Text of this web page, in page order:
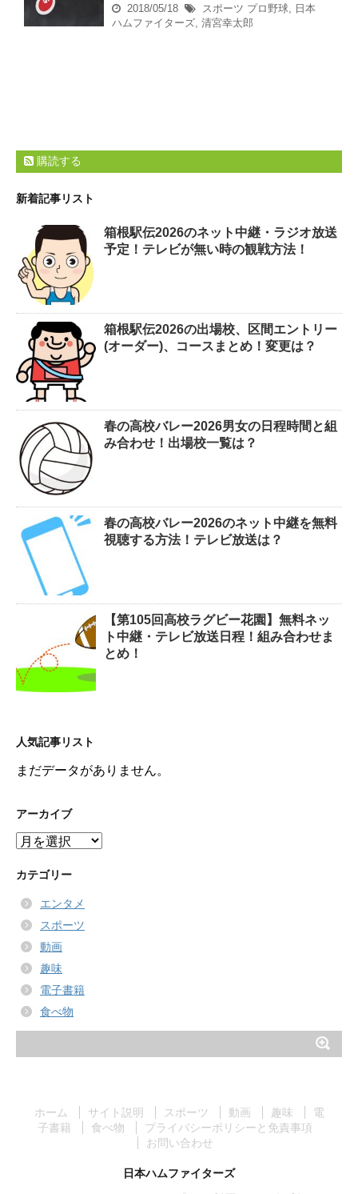
2018/05/18 スポーツ プロ野球, 日本
ハムファイターズ, 清宮幸太郎
購読する
新着記事リスト
箱根駅伝2026のネット中継・ラジオ放送
予定！テレビが無い時の観戦方法！
箱根駅伝2026の出場校、区間エントリー
(オーダー)、コースまとめ！変更は？
春の高校バレー2026男女の日程時間と組
み合わせ！出場校一覧は？
春の高校バレー2026のネット中継を無料
視聴する方法！テレビ放送は？
【第105回高校ラグビー花園】無料ネッ
ト中継・テレビ放送日程！組み合わせま
とめ！
人気記事リスト
まだデータがありません。
アーカイブ
ア
カ
ブ
カテゴリー
エンタメ
スポーツ
動画
趣味
電子書籍
食べ物
ホーム サイト説明 スポーツ 動画 趣味
電
子書籍
食べ物
プライバシーポリシーと免責事項
お問い合わせ
日本ハムファイターズ